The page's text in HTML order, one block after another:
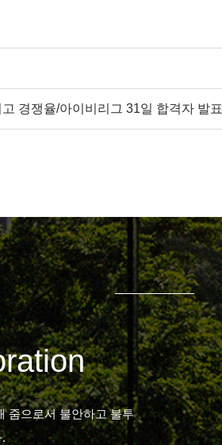
경쟁율/아이비리그 31일 합격자 발표
줌으로서 불안하고 불투
.